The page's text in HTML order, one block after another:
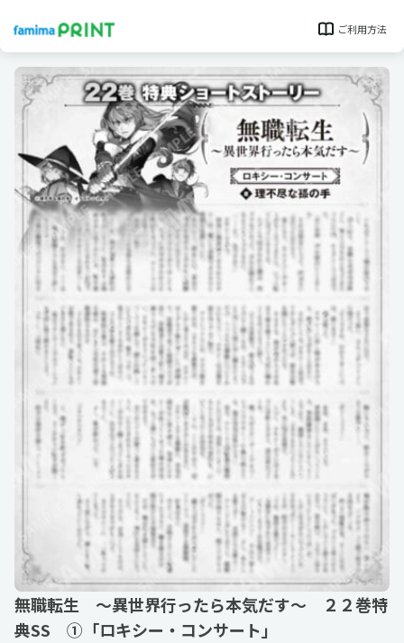
ご利用方法
無職転生 ～異世界行ったら本気だす～ ２２巻特
典SS ①「ロキシー・コンサート」